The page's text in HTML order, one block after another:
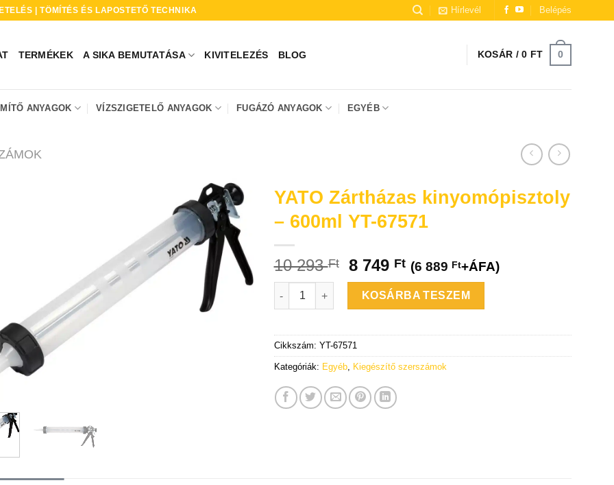
| TÖMÍTÉS ÉS LAPOSTETŐ TECHNIKA Hírlevél Belépés
TERMÉKEK A SIKA BEMUTATÁSA KIVITELEZÉS BLOG KOSÁR /0 FT 0
ANYAGOK VÍZSZIGETELŐ ANYAGOK FUGÁZÓ ANYAGOK EGYÉB
* A
készültek.
YATO Zártházas kinyomópisztoly
– 600ml YT-67571
10 293Ft 8 749 Ft (6 889 Ft+ÁFA)
YATO Zártházas kinyomópisztoly - 600ml YT-67571 mennyiség
KOSÁRBA TESZEM
Cikkszám: YT-67571
Kategóriák: Egyéb, Kiegészítő szerszámok